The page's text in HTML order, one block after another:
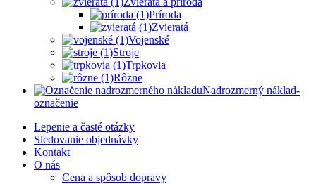
Príroda
Zvieratá
Vojenské
Stroje
Trpkovia
Rôzne
Nadrozmerný náklad-
označenie
Lepenie a časté otázky
Sledovanie objednávky
Kontakt
O nás
Cena a spôsob dopravy